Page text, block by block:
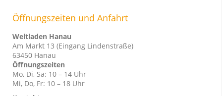
Öffnungszeiten und Anfahrt
Weltladen Hanau
Am Markt 13 (Eingang Lindenstraße)
63450 Hanau
Öffnungszeiten
Mo, Di, Sa: 10 – 14 Uhr
Mi, Do, Fr: 10 – 18 Uhr